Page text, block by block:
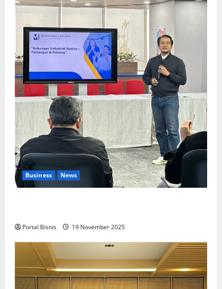
Business News
Portal Bisnis 19 November 2025